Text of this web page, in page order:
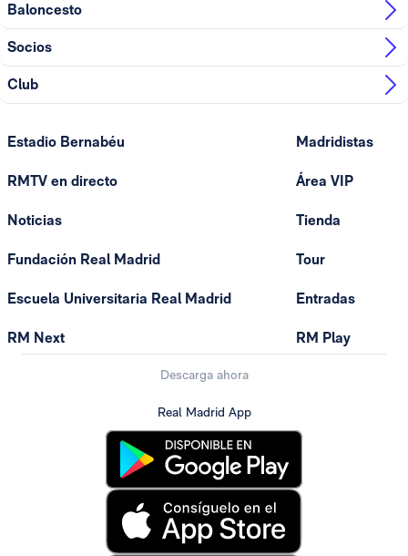
Baloncesto
Socios
Club
Estadio Bernabéu
RMTV en directo
Noticias
Fundación Real Madrid
Escuela Universitaria Real Madrid
RM Next
Madridistas
Área VIP
Tienda
Tour
Entradas
RM Play
Descarga ahora
Real Madrid App